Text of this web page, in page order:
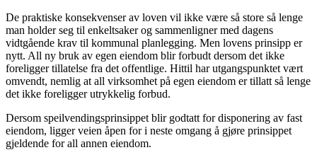
De praktiske konsekvenser av loven vil ikke være så store så lenge
man holder seg til enkeltsaker og sammenligner med dagens
vidtgående krav til kommunal planlegging. Men lovens prinsipp er
nytt. All ny bruk av egen eiendom blir forbudt dersom det ikke
foreligger tillatelse fra det offentlige. Hittil har utgangspunktet vært
omvendt, nemlig at all virksomhet på egen eiendom er tillatt så lenge
det ikke foreligger utrykkelig forbud.
Dersom speilvendingsprinsippet blir godtatt for disponering av fast
eiendom, ligger veien åpen for i neste omgang å gjøre prinsippet
gjeldende for all annen eiendom.